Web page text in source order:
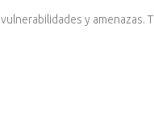
y amenazas.